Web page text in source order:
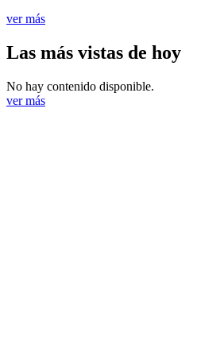
ver más
Las más vistas de hoy
No hay contenido disponible.
ver más